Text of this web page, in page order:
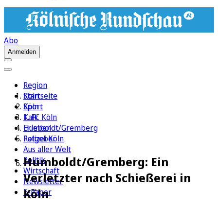
Abo
Anmelden
Region
Köln
Sport
1. FC Köln
Erleben
Ratgeber
Aus aller Welt
Politik
Wirtschaft
Newsletter
E-Paper
Startseite
Köln
Kalk
Humboldt/Gremberg
Polizei Köln
Humboldt/Gremberg: Ein
Verletzter nach Schießerei in
Köln